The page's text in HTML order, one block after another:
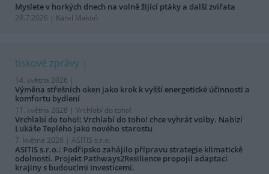
Myslete v horkých dnech na volně žijící ptáky a další zvířata
28.7.2026 | Karel Makoň
tiskové zprávy
14. května 2026 |
Výměna střešních oken jako krok k vyšší energetické účinnosti a
komfortu bydlení
11. května 2026 | Vrchlabí do toho!
Vrchlabí do toho!: Vrchlabí do toho! chce vyhrát volby. Nabízí
Lukáše Teplého jako nového starostu
7. května 2026 | ASITIS s.r.o.
ASITIS s.r.o.: Podřipsko zahájilo přípravu strategie klimatické
odolnosti. Projekt Pathways2Resilience propojil adaptaci
krajiny s budoucími investicemi.